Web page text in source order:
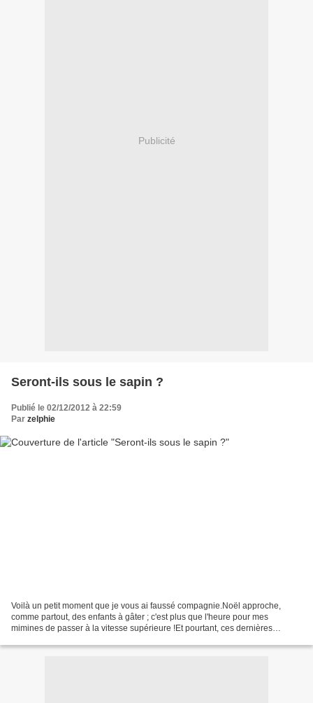
Publicité
Seront-ils sous le sapin ?
Publié le 02/12/2012 à 22:59
Par zelphie
Voilà un petit moment que je vous ai faussé compagnie.Noël approche,
comme partout, des enfants à gâter ; c'est plus que l'heure pour mes
mimines de passer à la vitesse supérieure !Et pourtant, ces dernières